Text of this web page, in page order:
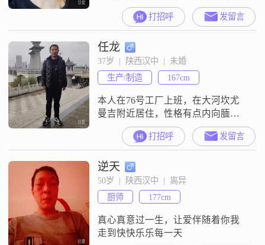
遍，我待生活如初恋##3002##平凡
简单乐观，无畏风雨，向往回家有
灯有烟火气的美好生活！愿在珍爱
有缘遇见真爰，遇见灯火阑珊处那
位对的你！愿余生相随相伴，一起
看朝云暮霞，一起赏春花秋月！
打招呼 发留言
任龙
37岁  |  陕西汉中  |  未婚
生产/制造
167cm
本人在76号工厂上班，在大河坎尤
曼吉附近居住，性格有点内向腼
腆，但好客喜欢交朋友
打招呼 发留言
逆天
50岁  |  陕西汉中  |  离异
厨师
177cm
真心真意过一生，让爱伴随着你我
走到快快乐乐每一天